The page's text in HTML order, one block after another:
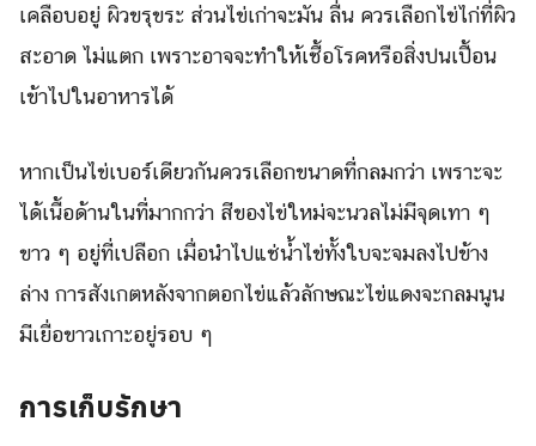
เคลือบอยู่ ผิวขรุขระ ส่วนไข่เก่าจะมัน ลื่น ควรเลือกไข่ไก่ที่ผิว
สะอาด ไม่แตก เพราะอาจจะทำให้เชื้อโรคหรือสิ่งปนเปื้อน
เข้าไปในอาหารได้
หากเป็นไข่เบอร์เดียวกันควรเลือกขนาดที่กลมกว่า เพราะจะ
ได้เนื้อด้านในที่มากกว่า สีของไข่ใหม่จะนวลไม่มีจุดเทา ๆ
ขาว ๆ อยู่ที่เปลือก เมื่อนำไปแช่น้ำไข่ทั้งใบจะจมลงไปข้าง
ล่าง การสังเกตหลังจากตอกไข่แล้วลักษณะไข่แดงจะกลมนูน
มีเยื่อขาวเกาะอยู่รอบ ๆ
การเก็บรักษา